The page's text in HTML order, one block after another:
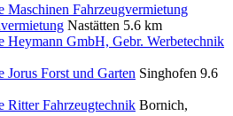
Maschinen Fahrzeugvermietung
Nastätten 5.6 km
Heymann GmbH, Gebr. Werbetechnik
Jorus Forst und Garten Singhofen 9.6
Ritter Fahrzeugtechnik Bornich,